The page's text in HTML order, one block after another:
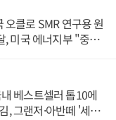
클로 SMR 연구용 원
, 미국 에너지부 "중요
베스트셀러 톱10에
, 그랜저·아반떼 '세단